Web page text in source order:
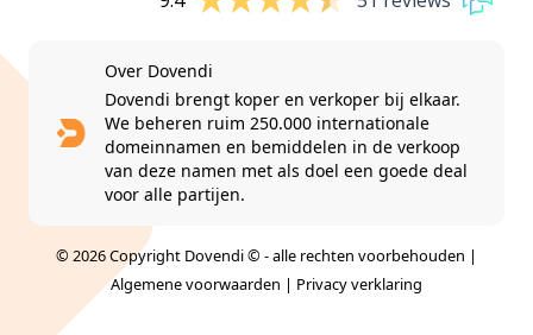
Over Dovendi
Dovendi brengt koper en verkoper bij elkaar.
We beheren ruim 250.000 internationale
domeinnamen en bemiddelen in de verkoop
van deze namen met als doel een goede deal
voor alle partijen.
© 2026 Copyright Dovendi © - alle rechten voorbehouden |
Algemene voorwaarden | Privacy verklaring